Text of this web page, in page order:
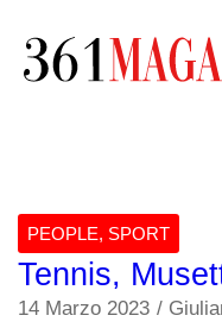
PEOPLE, SPORT
Tennis,
14 Marzo 2023 /